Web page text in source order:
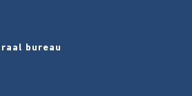
bureau